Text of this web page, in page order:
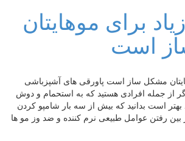
برای موهایتان
است
مشکل ساز است پاورقی های آشپزباشی
شماره ۴۳ اگر از جمله افرادی هستید که به استحمام و دوش
است بدانید که بیش از سه بار شامپو کردن
بین رفتن عوامل طبیعی نرم کننده و ضد وز مو ها